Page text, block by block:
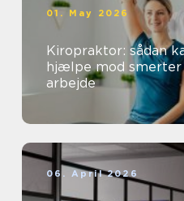
01. May 2026
Kiropraktor: sådan
hjælpe mod smerter
arbejde
06. April 2026